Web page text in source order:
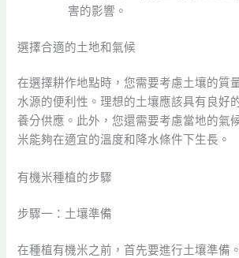
害的影響。
選擇合適的土地和氣候
在選擇耕作地點時，您需要考慮土壤的質
水源的便利性。理想的土壤應該具有良好
養分供應。此外，您還需要考慮當地的氣
米能夠在適宜的溫度和降水條件下生長。
有機米種植的步驟
步驟一：土壤準備
在種植有機米之前，首先要進行土壤準備